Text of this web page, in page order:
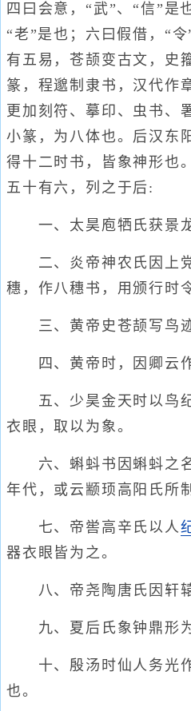
四曰会意，“武”、“信”是
“老”是也；六曰假借，“
有五易，苍颉变古文，史
篆，程邈制隶书，汉代作
更加刻符、摹印、虫书、
小篆，为八体也。后汉东
得十二时书，皆象神形也
五十有六，列之于后:
一、太昊庖牺氏获景龙
二、炎帝神农氏因上党
穗，作八穗书，用颁行时
三、黄帝史苍颉写鸟迹
四、黄帝时，因卿云作
五、少昊金天时以鸟纪
衣眼，取以为象。
六、蝌蚪书因蝌蚪之名
年代，或云颛顼高阳氏所
七、帝喾高辛氏以人
器衣眼皆为之。
八、帝尧陶唐氏因轩辕
九、夏后氏象钟鼎形为
十、殷汤时仙人务光作
也。